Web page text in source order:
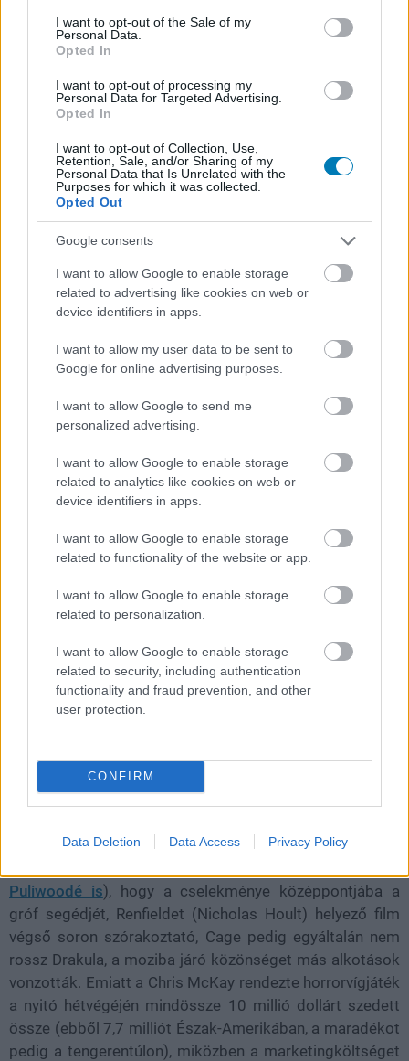
consent section.
I want to opt-out of the Sale of my
Personal Data.
Opted In
I want to opt-out of processing my
Personal Data for Targeted Advertising.
Opted In
I want to opt-out of Collection, Use,
Retention, Sale, and/or Sharing of my
Personal Data that Is Unrelated with the
Purposes for which it was collected.
Opted Out
Google consents
I want to allow Google to enable storage
related to advertising like cookies on web or
device identifiers in apps.
I want to allow my user data to be sent to
Google for online advertising purposes.
I want to allow Google to send me
personalized advertising.
I want to allow Google to enable storage
related to analytics like cookies on web or
device identifiers in apps.
I want to allow Google to enable storage
related to functionality of the website or app.
I want to allow Google to enable storage
related to personalization.
I want to allow Google to enable storage
related to security, including authentication
functionality and fraud prevention, and other
user protection.
CONFIRM
Data Deletion Data Access Privacy Policy
Nicolas Cage megszívta, kínos
bukás a Renfield
Chavalier|2023 április 17. 06:04
Katasztrofálisan nyitott a Drakula segédjére
fókuszáló horrorvígjáték, inkább más filmeket
választottak a nézők.
21.86%
ám miután a 2010-es években első fenében
megfeneklett a karrierje, egyértelműen a mennyiségre
rábólintott, amivel megkeresték. Ebben az időszakban
futószalagon jöttek ki a rosszabbnál-rosszabb,
egyenesen DVD-re gyártott filmjei, és félő volt, hogy
örökre ebben a helyzetben ragad.
Aztán az utóbbi években kedvező fordulat történt,
hirtelen olyan szerepek is megtalálták, amelyekre már
felkapták a fejüket a kritikusok, a Disznóban egy
megkeseredett séfet alakított, A gigantikus tehetség
debütált Renfieldben pedig végre teljesült a régi vágya,
és eljátszhatta Drakulát.
Puliwoodé is), hogy a cselekménye középpontjába a
gróf segédjét, Renfieldet (Nicholas Hoult) helyező film
végső soron szórakoztató, Cage pedig egyáltalán nem
rossz Drakula, a moziba járó közönséget más alkotások
vonzották. Emiatt a Chris McKay rendezte horrorvígjáték
a nyitó hétvégéjén mindössze 10 millió dollárt szedett
össze (ebből 7,7 milliót Észak-Amerikában, a maradékot
pedig a tengerentúlon), miközben a marketingköltséget